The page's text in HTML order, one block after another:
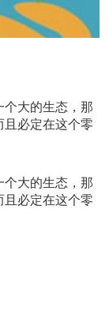
个大的生态，那
且必定在这个零
个大的生态，那
且必定在这个零